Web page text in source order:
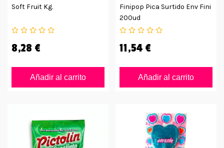
Soft Fruit Kg.
8,28 €
Añadir al carrito
Finipop Pica Surtido Env Fini
200ud
11,54 €
Añadir al carrito